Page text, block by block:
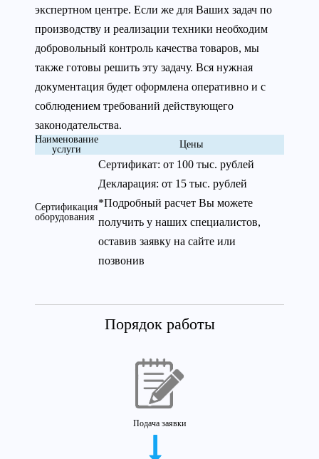
экспертном центре. Если же для Ваших задач по
производству и реализации техники необходим
добровольный контроль качества товаров, мы
также готовы решить эту задачу. Вся нужная
документация будет оформлена оперативно и с
соблюдением требований действующего
законодательства.
Наименование
услуги
Цены
Сертификация
оборудования
Сертификат: от 100 тыс. рублей
Декларация: от 15 тыс. рублей
*Подробный расчет Вы можете
получить у наших специалистов,
оставив заявку на сайте или
позвонив
Порядок работы
Подача заявки